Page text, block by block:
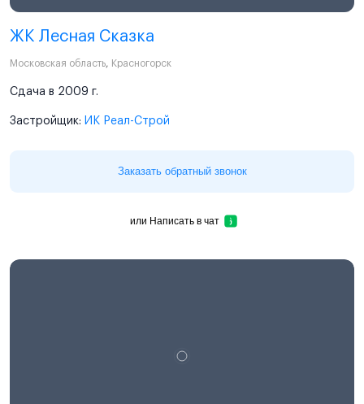
ЖК Лесная Сказка
Московская область, Красногорск
Сдача в 2009 г.
Застройщик: ИК Реал-Строй
Заказать обратный звонок
или Написать в чат